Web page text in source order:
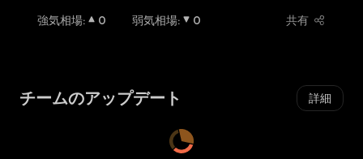
強気相場: 0 弱気相場: 0 共有
チームのアップデート 詳細